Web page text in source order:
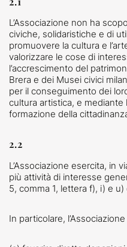
L’Associazione non ha
civiche, solidaristiche e di
promuovere la cultura e
valorizzare le cose di
l’accrescimento del
Brera e dei Musei civici
per il conseguimento dei
cultura artistica, e mediante
formazione della
2.2
L’Associazione esercita, in
più attività di interesse
5, comma 1, lettera f), i) e u)
In particolare,